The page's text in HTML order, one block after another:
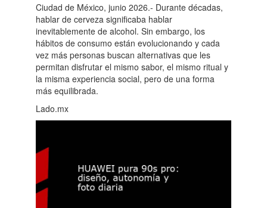
Ciudad de México, junio 2026.- Durante décadas,
hablar de cerveza significaba hablar
inevitablemente de alcohol. Sin embargo, los
hábitos de consumo están evolucionando y cada
vez más personas buscan alternativas que les
permitan disfrutar el mismo sabor, el mismo ritual y
la misma experiencia social, pero de una forma
más equilibrada.
Lado.mx